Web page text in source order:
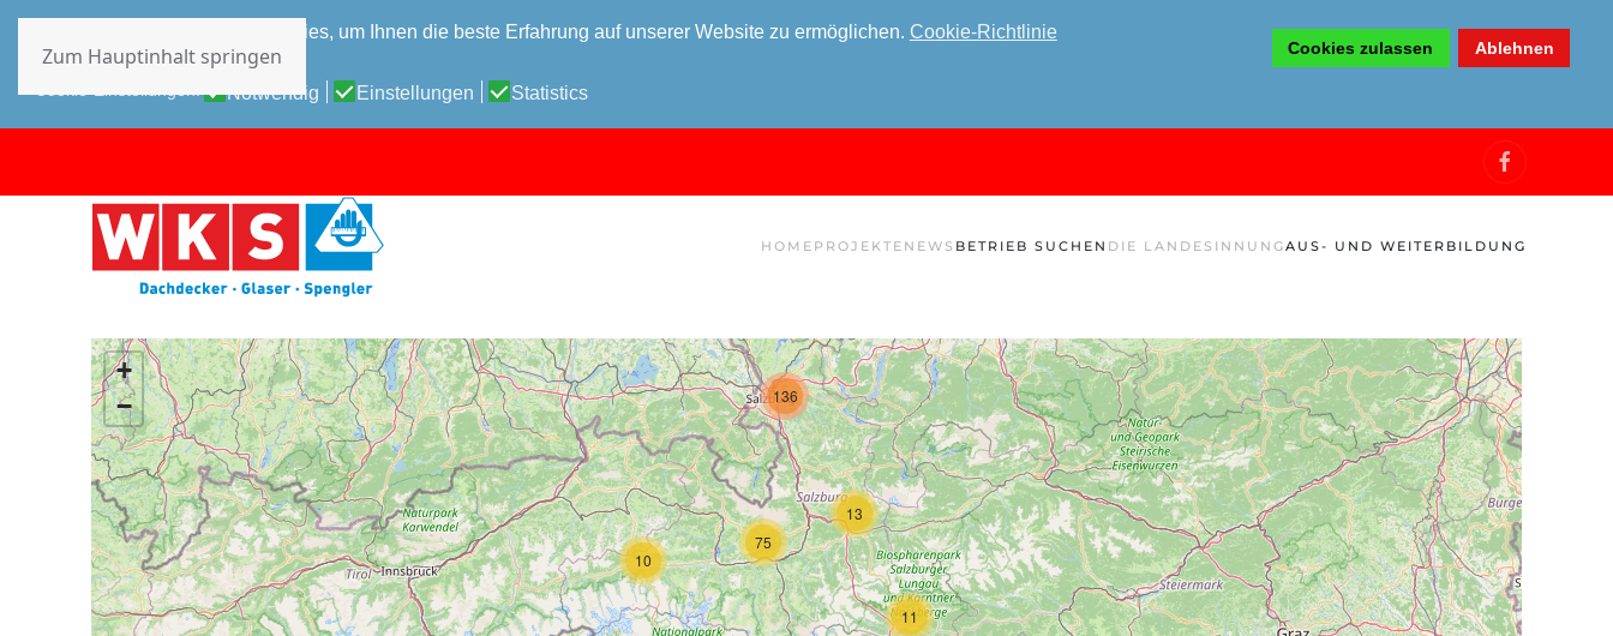
Diese Website verwendet Cookies, um Ihnen die beste Erfahrung auf unserer Website zu ermöglichen. Cookie-Richtlinie
Datenschutz-Bestimmungen
Cookies zulassen Ablehnen
Notwendig Einstellungen Statistics
Zum Hauptinhalt springen
HOME PROJEKTE NEWS BETRIEB SUCHEN DIE LANDESINNUNGAUS- UND WEITERBILDUNG
10
11
13
75
136
+
−